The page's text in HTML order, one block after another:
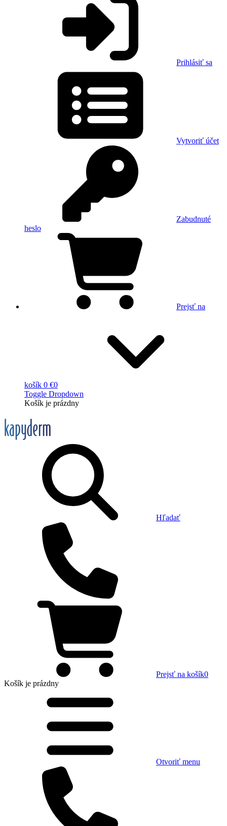
Prihlásiť sa
Vytvoriť účet
Zabudnuté
heslo
Prejsť na
košík 0 €0
Toggle Dropdown
Košík je prázdny
Hľadať
Prejsť na košík0
Košík je prázdny
Otvoriť menu